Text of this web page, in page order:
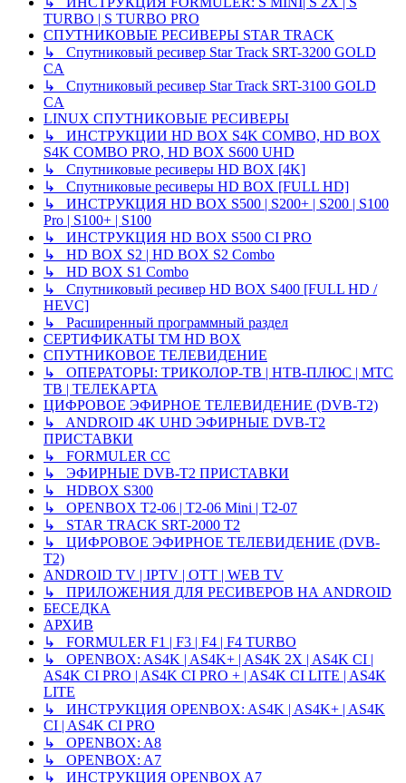
TURBO | S TURBO PRO
СПУТНИКОВЫЕ РЕСИВЕРЫ STAR TRACK
↳ Спутниковый ресивер Star Track SRT-3200 GOLD
CA
↳ Спутниковый ресивер Star Track SRT-3100 GOLD
CA
LINUX СПУТНИКОВЫЕ РЕСИВЕРЫ
↳ ИНСТРУКЦИИ HD BOX S4K COMBO, HD BOX
S4K COMBO PRO, HD BOX S600 UHD
↳ Спутниковые ресиверы HD BOX [4K]
↳ Спутниковые ресиверы HD BOX [FULL HD]
↳ ИНСТРУКЦИЯ HD BOX S500 | S200+ | S200 | S100
Pro | S100+ | S100
↳ ИНСТРУКЦИЯ HD BOX S500 CI PRO
↳ HD BOX S2 | HD BOX S2 Combo
↳ HD BOX S1 Combo
↳ Спутниковый ресивер HD BOX S400 [FULL HD /
HEVC]
↳ Расширенный программный раздел
СЕРТИФИКАТЫ TM HD BOX
СПУТНИКОВОЕ ТЕЛЕВИДЕНИЕ
↳ ОПЕРАТОРЫ: ТРИКОЛОР-ТВ | НТВ-ПЛЮС | МТС
ТВ | ТЕЛЕКАРТА
ЦИФРОВОЕ ЭФИРНОЕ ТЕЛЕВИДЕНИЕ (DVB-T2)
↳ ANDROID 4K UHD ЭФИРНЫЕ DVB-T2
ПРИСТАВКИ
↳ FORMULER CC
↳ ЭФИРНЫЕ DVB-T2 ПРИСТАВКИ
↳ HDBOX S300
↳ OPENBOX T2-06 | T2-06 Mini | T2-07
↳ STAR TRACK SRT-2000 T2
↳ ЦИФРОВОЕ ЭФИРНОЕ ТЕЛЕВИДЕНИЕ (DVB-
T2)
ANDROID TV | IPTV | OTT | WEB TV
↳ ПРИЛОЖЕНИЯ ДЛЯ РЕСИВЕРОВ НА ANDROID
БЕСЕДКА
АРХИВ
↳ FORMULER F1 | F3 | F4 | F4 TURBO
↳ OPENBOX: AS4K | AS4K+ | AS4K 2X | AS4K CI |
AS4K CI PRO | AS4K CI PRO + | AS4K CI LITE | AS4K
LITE
↳ ИНСТРУКЦИЯ OPENBOX: AS4K | AS4K+ | AS4K
CI | AS4K CI PRO
↳ OPENBOX: A8
↳ OPENBOX: A7
↳ ИНСТРУКЦИЯ OPENBOX A7